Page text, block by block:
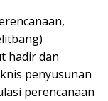
hadir dan
penyusunan
perencanaan